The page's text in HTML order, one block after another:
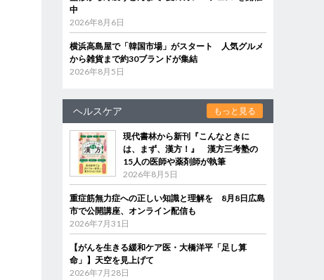
中
2026年8月6日
横浜高島屋で「韓国市場」がスタート 人気グルメ
から雑貨まで約30ブランドが集結
2026年8月5日
ヘルスケア もっと見る
現代書林から新刊『こんなときに
は、まず、漢方！』 漢方三考塾の
15人の医師や薬剤師が執筆
2026年8月5日
重症筋無力症への正しい知識と理解を 8月8日広島
市で公開講座、オンライン配信も
2026年7月31日
【がんを生きる緩和ケア医・大橋洋平「足し算
命」】天空を見上げて
2026年7月28日